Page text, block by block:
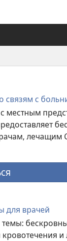
связям с
с местным
лечащим
для врачей
кровотечения и